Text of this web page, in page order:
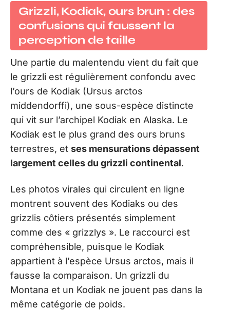
Grizzli, Kodiak, ours brun : des
confusions qui faussent la
perception de taille
Une partie du malentendu vient du fait que
le grizzli est régulièrement confondu avec
l’ours de Kodiak (Ursus arctos
middendorffi), une sous-espèce distincte
qui vit sur l’archipel Kodiak en Alaska. Le
Kodiak est le plus grand des ours bruns
terrestres, et ses mensurations dépassent
largement celles du grizzli continental.
Les photos virales qui circulent en ligne
montrent souvent des Kodiaks ou des
grizzlis côtiers présentés simplement
comme des « grizzlys ». Le raccourci est
compréhensible, puisque le Kodiak
appartient à l’espèce Ursus arctos, mais il
fausse la comparaison. Un grizzli du
Montana et un Kodiak ne jouent pas dans la
même catégorie de poids.